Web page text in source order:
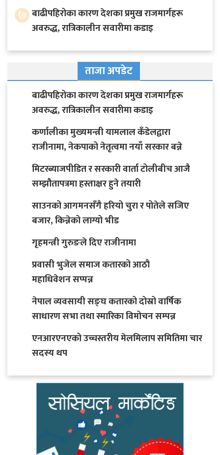
७ बाढीपहिरोका कारण देशका प्रमुख राजमार्गहरू
अवरुद्ध, रात्रिकालीन सवारीमा कडाइ
ताजा अपडेट
बाढीपहिरोका कारण देशका प्रमुख राजमार्गहरू
अवरुद्ध, रात्रिकालीन सवारीमा कडाइ
कर्णालीका मुख्यमन्त्री यामलाल कँडेलद्वारा
राजीनामा, नेकपाको नेतृत्वमा नयाँ सरकार बन्ने
मिटरब्याजपीडित र सरकारी वार्ता टोलीबीच आजै
सम्झौतापत्रमा हस्ताक्षर हुने तयारी
साउनको आगमनसँगै हरियो चुरा र पोतेले सजिए
बजार, किन्नेको लाग्यो भीड
गृहमन्त्री गुरुङले दिए राजीनामा
प्रवासी भुजेल समाज कतारको आठाै
महाधिवेशन सप्पन्न
नेपाल व्यवसायी सङ्घ कतारको दोस्रो वार्षिक
साधारण सभा तथा स्मारिका विमोचन सम्पन्न
एनआरएनएको उच्चस्तरीय मेलमिलाप समितिमा चार
सदस्य थप